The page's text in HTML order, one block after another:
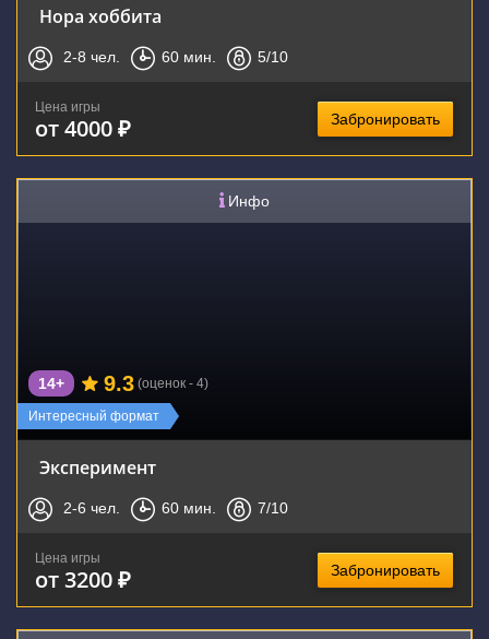
Нора хоббита
2-8 чел. 60 мин. 5/10
Цена игры
от 4000 ₽ Забронировать
Инфо
Интересный формат
14+ 9.3 (оценок - 4)
Эксперимент
2-6 чел. 60 мин. 7/10
Цена игры
от 3200 ₽ Забронировать